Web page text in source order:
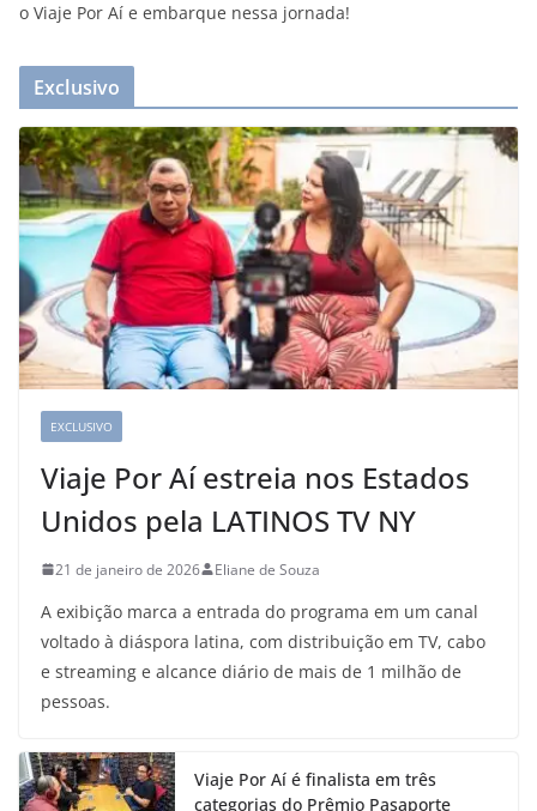
o Viaje Por Aí e embarque nessa jornada!
Exclusivo
EXCLUSIVO
Viaje Por Aí estreia nos Estados
Unidos pela LATINOS TV NY
21 de janeiro de 2026 Eliane de Souza
A exibição marca a entrada do programa em um canal
voltado à diáspora latina, com distribuição em TV, cabo
e streaming e alcance diário de mais de 1 milhão de
pessoas.
Viaje Por Aí é finalista em três
categorias do Prêmio Pasaporte